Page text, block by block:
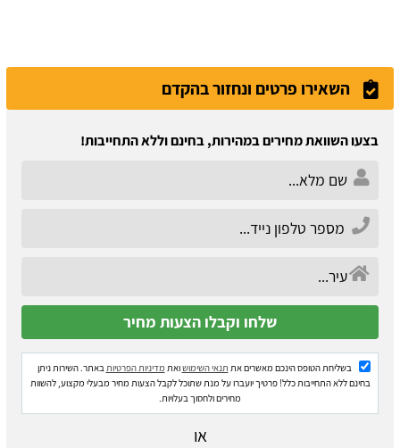
השאירו פרטים ונחזור בהקדם
בצעו השוואת מחירים במהירות, בחינם וללא התחייבות!
בשליחת הטופס הינכם מאשרים את תנאי השימושואת מדיניות הפרטיות באתר. השירות ניתן
בחינם ללא התחייבות כלל! פרטיך יועברו על מנת שתוכל לקבל הצעות מחיר מבעלי מקצוע, להשוות
מחירים ולחסוך בעלויות.
או